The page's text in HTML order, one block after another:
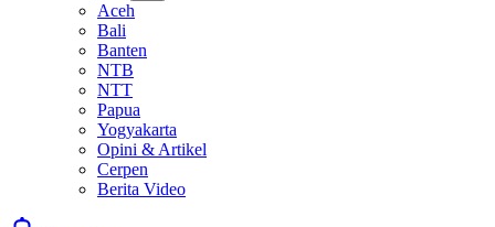
Aceh
Bali
Banten
NTB
NTT
Papua
Yogyakarta
Opini & Artikel
Cerpen
Berita Video